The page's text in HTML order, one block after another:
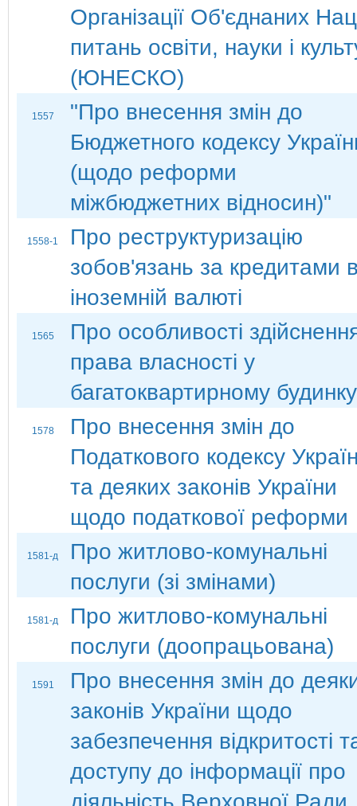
Організації Об'єднаних
питань освіти, науки і
(ЮНЕСКО)
1557
"Про внесення змін до
Бюджетного кодексу
(щодо реформи
міжбюджетних відносин)"
1558-1
Про реструктуризацію
зобов'язань за кредитами
іноземній валюті
1565
Про особливості
права власності у
багатоквартирному будинку
1578
Про внесення змін до
Податкового кодексу
та деяких законів України
щодо податкової реформи
1581-д
Про житлово-комунальні
послуги (зі змінами)
1581-д
Про житлово-комунальні
послуги (доопрацьована)
1591
Про внесення змін до
законів України щодо
забезпечення відкритості
доступу до інформації про